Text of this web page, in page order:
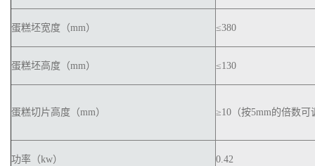
蛋糕坯宽度（mm） ≤380
蛋糕坯高度（mm） ≤130
蛋糕切片高度（mm） ≥10（按5mm的倍数可
功率（kw） 0.42